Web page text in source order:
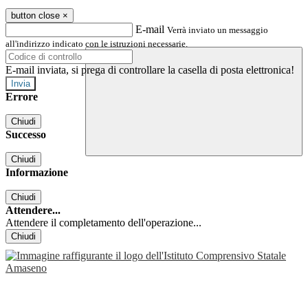
button close ×
E-mail Verrà inviato un messaggio
all'indirizzo indicato con le istruzioni necessarie.
E-mail inviata, si prega di controllare la casella di posta elettronica!
Errore
Chiudi
Successo
Chiudi
Informazione
Chiudi
Attendere...
Attendere il completamento dell'operazione...
Chiudi